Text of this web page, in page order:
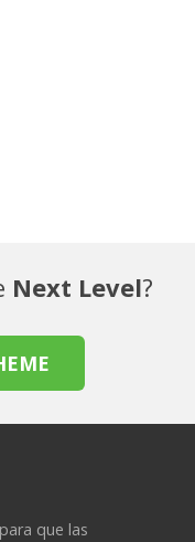
Next Level?
que las